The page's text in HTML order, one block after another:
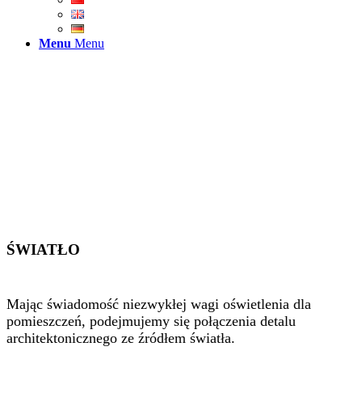
Menu Menu
ŚWIATŁO
Mając świadomość niezwykłej wagi oświetlenia dla
pomieszczeń, podejmujemy się połączenia detalu
architektonicznego ze źródłem światła.